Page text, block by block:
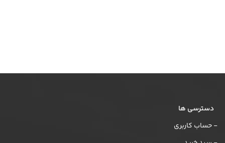
دسترسی ها
- حساب کاربری